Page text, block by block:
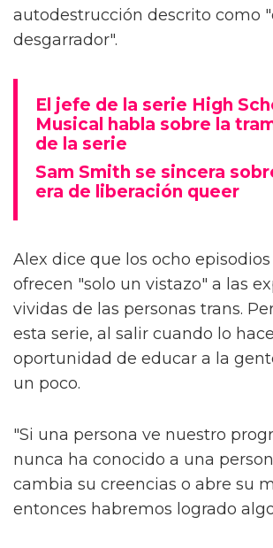
Alex Thomas-Smith está feliz
conversar con la gente sobre
Like For A Girl', el nuevo drama de
que haberlo visto", aclara el
La serie, basada en las
periodista trans Paris Lees, se